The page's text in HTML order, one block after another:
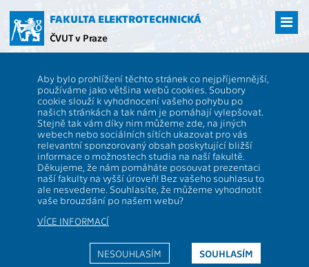
hlavní
obsah
FAKULTA ELEKTROTECHNICKÁ
ČVUT v Praze
Aby bylo prohlížení těchto stránek co nejpříjemnější,
používáme jako většina webů cookies. Soubory
cookie slouží k vyhodnocení vašeho pohybu po
našich stránkách a tak nám je pomáhají vylepšovat.
Stejně tak vám díky nim můžeme zde, na jiných
webech nebo sociálních sítích ukazovat pro vás
relevantní sponzorovaný obsah poskytující bližší
informace o možnostech studia na naší fakultě.
Děkujeme, že nám pomáháte posouvat prezentaci
naší fakulty na vyšší úroveň! Bez vašeho souhlasu to
ale nesvedeme. Souhlasíte, že můžeme vyhodnotit
vaše brouzdání po našem webu?
VÍCE INFORMACÍ
SOUHLASÍM
NESOUHLASÍM
13133 / 13166 - analýza a
interpretace biomedicínských dat
Projekty podporované granty 2021
Bakštein, E.: Klinické, zobrazovací a biologické prediktory
účinků hluboké mozkové stimulace u Parkinsonovy nemoci
2019 - 2023, NV19-04-00233
Sieger, T.: Integrální analýza celogenomového sekvenování
a mnohobarevné cytometrie - nástroj ke zlepšení
diagnostiky a monitorování dětských akutních leukemií